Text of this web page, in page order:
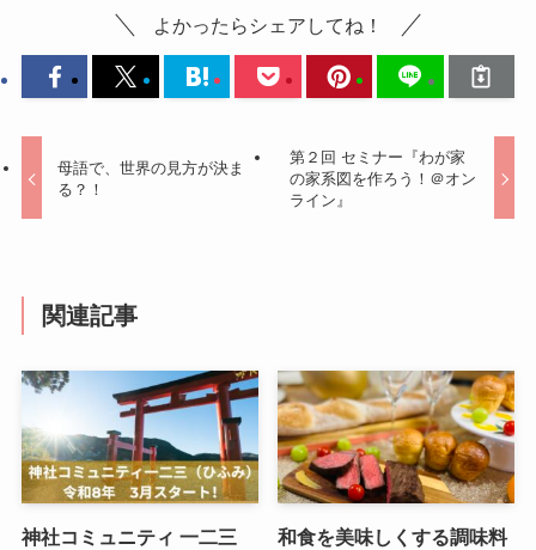
よかったらシェアしてね！
母語で、世界の見方が決ま
る？！
第２回 セミナー『わが家
の家系図を作ろう！＠オン
ライン』
関連記事
神社コミュニティ 一二三 和食を美味しくする調味料